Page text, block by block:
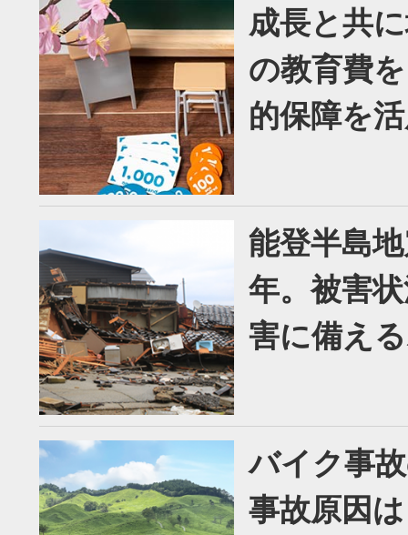
成長と共
の教育費
的保障を
能登半島
年。被害
害に備え
バイク事
事故原因